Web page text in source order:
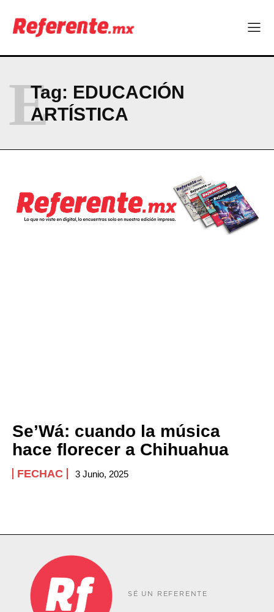
Linux nació como un hobby y hoy mueve la tecnología global
Más escuelas renovadas: fortalecen espacios para el regreso
Los 40 ya no son la mitad de la vida: son el nuevo punto de
CONTACT
PRIVACY POLICY
Tag: EDUCACIÓN
ARTÍSTICA
E
Se’Wá: cuando la música
hace florecer a Chihuahua
FECHAC 3 Junio, 2025
SÉ UN REFERENTE